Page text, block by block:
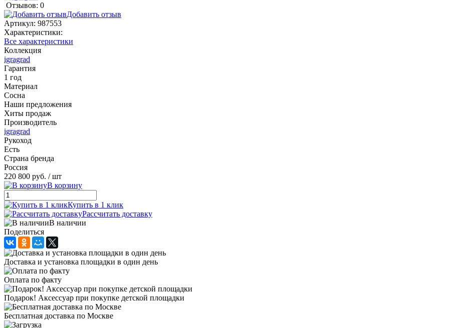
Отзывов: 0
Добавить отзыв
Артикул: 987553
Характеристики:
Все характеристики
Коллекция
igragrad
Гарантия
1 год
Материал
Сосна
Наши предложения
Хиты продаж
Производитель
igragrad
Рукоход
Есть
Страна бренда
Россия
220 800 руб. / шт
В корзину
Купить в 1 клик
Рассчитать доставку
В наличии
Поделиться
Доставка и установка площадки в один день
Оплата по факту
Подарок! Аксессуар при покупке детской площадки
Бесплатная доставка по Москве